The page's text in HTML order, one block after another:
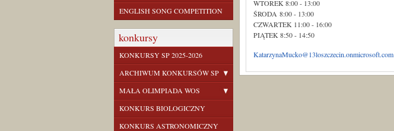
WTOREK 8:00 - 13:00
ŚRODA 8:00 - 13:00
CZWARTEK 11:00 - 16:00
PIĄTEK 8:50 - 14:50
KatarzynaMucko@13loszczecin.onmicrosoft.com
ENGLISH SONG COMPETITION
konkursy
KONKURSY SP 2025-2026
ARCHIWUM KONKURSÓW SP
MAŁA OLIMPIADA WOS
KONKURS BIOLOGICZNY
KONKURS ASTRONOMICZNY